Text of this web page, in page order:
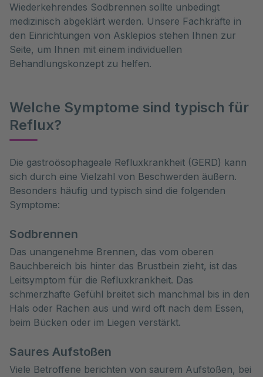
Wiederkehrendes Sodbrennen sollte unbedingt
medizinisch abgeklärt werden. Unsere Fachkräfte in
den Einrichtungen von Asklepios stehen Ihnen zur
Seite, um Ihnen mit einem individuellen
Behandlungskonzept zu helfen.
Welche Symptome sind typisch für
Reflux?
Die gastroösophageale Refluxkrankheit (GERD) kann
sich durch eine Vielzahl von Beschwerden äußern.
Besonders häufig und typisch sind die folgenden
Symptome:
Sodbrennen
Das unangenehme Brennen, das vom oberen
Bauchbereich bis hinter das Brustbein zieht, ist das
Leitsymptom für die Refluxkrankheit. Das
schmerzhafte Gefühl breitet sich manchmal bis in den
Hals oder Rachen aus und wird oft nach dem Essen,
beim Bücken oder im Liegen verstärkt.
Saures Aufstoßen
Viele Betroffene berichten von saurem Aufstoßen, bei